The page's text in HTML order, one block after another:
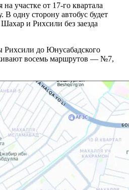
участке от 17-го квартала
В одну сторону автобус будет
и Рихсили без заезда
Рихсили до Юнусабадского
восемь маршрутов — №7,